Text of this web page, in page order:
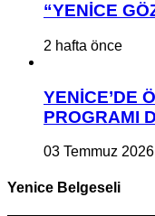
“YENİCE
2 hafta önce
YENİCE’DE
PROGRAMI
03 Temmuz 2026
Yenice Belgeseli